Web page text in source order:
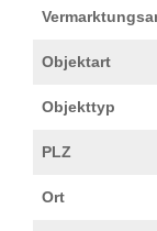
Objektart
Objekttyp
PLZ
Ort